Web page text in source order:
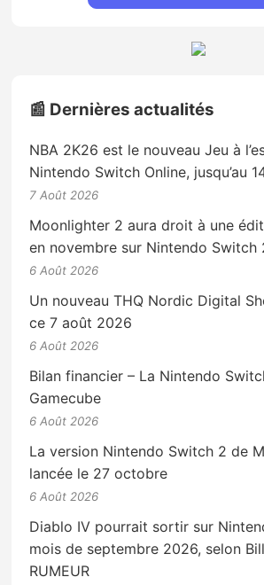
📰 Dernières actualités
NBA 2K26 est le nouveau Jeu à
Nintendo Switch Online, jusqu’au
7 Août 2026
Moonlighter 2 aura droit à une
en novembre sur Nintendo Switch
6 Août 2026
Un nouveau THQ Nordic Digital
ce 7 août 2026
6 Août 2026
Bilan financier – La Nintendo
Gamecube
6 Août 2026
La version Nintendo Switch 2 de
lancée le 27 octobre
6 Août 2026
Diablo IV pourrait sortir sur
mois de septembre 2026, selon
RUMEUR